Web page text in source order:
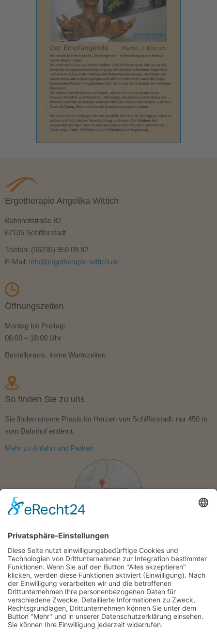
Ergotherapie Angelika Wittich
Bahnhofstraße 82
67105 Schifferstadt
Telefon: (06235) 959 09 82
E-Mail: info@ergotherapie-wittich.de
Öffnungszeiten
Montag bis Freitag:
08:00 – 18:00 Uhr
Bestellpraxis, keine Wartezeiten
So finden Sie zu uns
Sie finden unsere Praxis im Herzen von Schifferstadt, nur 450 m
vom Bahnhof entfernt.
Mehr zu Anfahrt und Parken
Zugelassen bei allen Kassen